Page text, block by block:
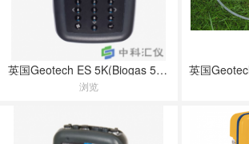
英国Geotech ES 5K(Biogas 5000)便携式沼气分析仪
浏览